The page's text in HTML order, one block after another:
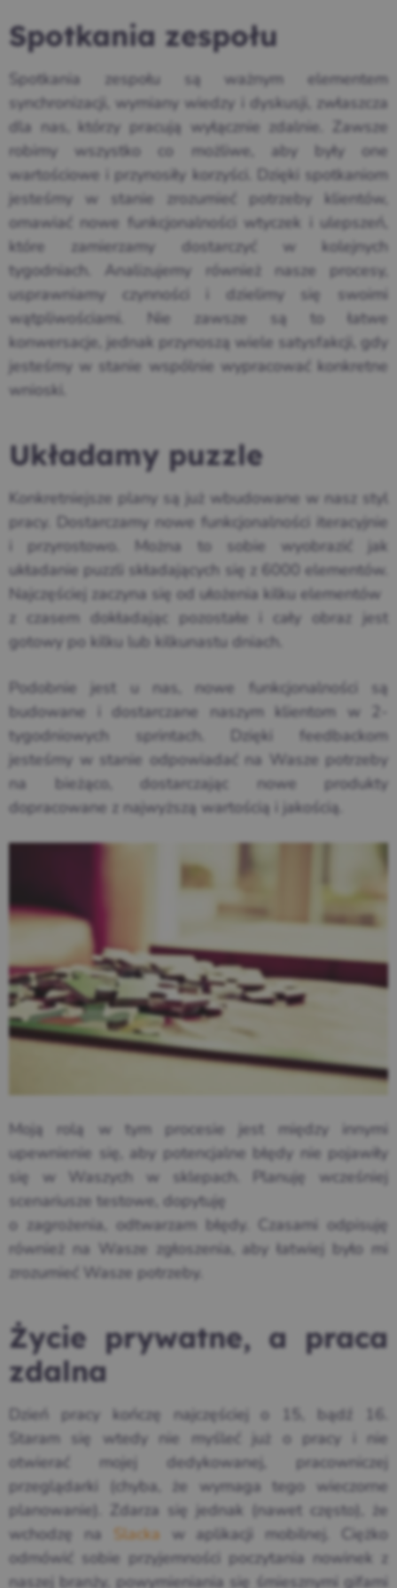
Spotkania zespołu
Spotkania zespołu są ważnym elementem
synchronizacji, wymiany wiedzy i dyskusji, zwłaszcza
dla nas, którzy pracują wyłącznie zdalnie. Zawsze
robimy wszystko co możliwe, aby były one
wartościowe i przynosiły korzyści. Dzięki spotkaniom
jesteśmy w stanie zrozumieć potrzeby klientów,
omawiać nowe funkcjonalności wtyczek i ulepszeń,
które zamierzamy dostarczyć w kolejnych
tygodniach. Analizujemy również nasze procesy,
usprawniamy czynności i dzielimy się swoimi
wątpliwościami. Nie zawsze są to łatwe
konwersacje, jednak przynoszą wiele satysfakcji, gdy
jesteśmy w stanie wspólnie wypracować konkretne
wnioski.
Układamy puzzle
Konkretniejsze plany są już wbudowane w nasz styl
pracy. Dostarczamy nowe funkcjonalności iteracyjnie
i przyrostowo. Można to sobie wyobrazić jak
układanie puzzli składających się z 6000 elementów.
Najczęściej zaczyna się od ułożenia kilku elementów
z czasem dokładając pozostałe i cały obraz jest
gotowy po kilku lub kilkunastu dniach.
Podobnie jest u nas, nowe funkcjonalności są
budowane i dostarczane naszym klientom w 2-
tygodniowych sprintach. Dzięki feedbackom
jesteśmy w stanie odpowiadać na Wasze potrzeby
na bieżąco, dostarczając nowe produkty
dopracowane z najwyższą wartością i jakością.
Moją rolą w tym procesie jest między innymi
upewnienie się, aby potencjalne błędy nie pojawiły
się w Waszych w sklepach. Planuję wcześniej
scenariusze testowe, dopytuję
o zagrożenia, odtwarzam błędy. Czasami odpisuję
również na Wasze zgłoszenia, aby łatwiej było mi
zrozumieć Wasze potrzeby.
Życie prywatne, a praca
zdalna
Dzień pracy kończę najczęściej o 15, bądź 16.
Staram się wtedy nie myśleć już o pracy i nie
otwierać mojej dedykowanej, pracowniczej
przeglądarki (chyba, że wymaga tego wieczorne
planowanie). Zdarza się jednak (nawet często), że
wchodzę na
Slacka
w aplikacji mobilnej. Ciężko
odmówić sobie przyjemności poczytania nowinek z
naszej branży, powymieniania się śmiesznymi gifami